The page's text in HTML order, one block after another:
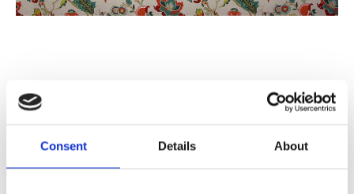
Consent Details About
199
m